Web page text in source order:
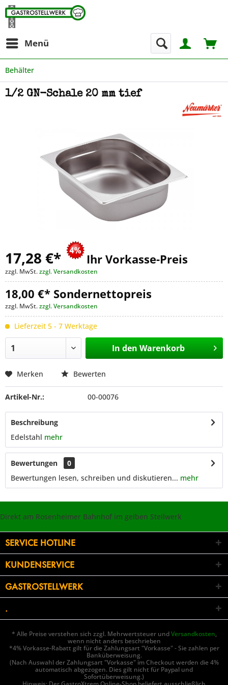
Menü
Behälter
1/2 GN-Schale 20 mm tief
17,28 €* Ihr Vorkasse-Preis
zzgl. MwSt.zzgl. Versandkosten
18,00 €* Sondernettopreis
zzgl. MwSt.zzgl. Versandkosten
Lieferzeit 5 - 7 Werktage
In den Warenkorb
Merken Bewerten
Artikel-Nr.: 00-00076
Beschreibung
Edelstahl mehr
Bewertungen
0
Bewertungen lesen, schreiben und diskutieren... mehr
Direkt am Rosenheimer Bahnhof im gelben Stellwerk
SERVICE HOTLINE
KUNDENSERVICE
GASTROSTELLWERK
.
* Alle Preise verstehen sich zzgl. Mehrwertsteuer undVersandkosten,
wenn nicht anders beschrieben
*4% Vorkasse-Rabatt gilt für die Zahlungsart "Vorkasse" - Sie zahlen per
Banküberweisung.
(Nach Auswahl der Zahlungsart "Vorkasse" im Checkout werden die 4%
automatisch abgezogen. Dies gilt nicht für Paypal und
Sofortüberweisung.)